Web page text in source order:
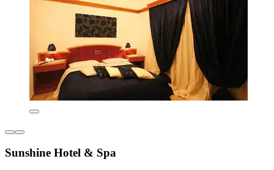
Sunshine Hotel & Spa